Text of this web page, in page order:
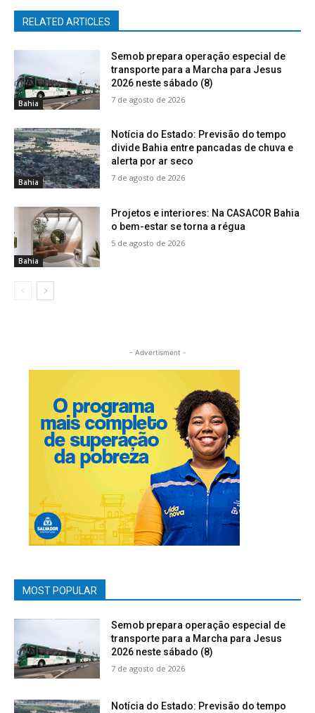
RELATED ARTICLES
Bahia
Semob prepara operação especial de
transporte para a Marcha para Jesus
2026 neste sábado (8)
7 de agosto de 2026
Bahia
Notícia do Estado: Previsão do tempo
divide Bahia entre pancadas de chuva e
alerta por ar seco
7 de agosto de 2026
Bahia
Projetos e interiores: Na CASACOR Bahia
o bem-estar se torna a régua
5 de agosto de 2026
- Advertisment -
MOST POPULAR
Semob prepara operação especial de
transporte para a Marcha para Jesus
2026 neste sábado (8)
7 de agosto de 2026
Notícia do Estado: Previsão do tempo